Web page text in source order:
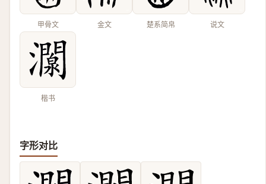
甲骨文 金文 楚系简帛 说文
楷书
字形对比